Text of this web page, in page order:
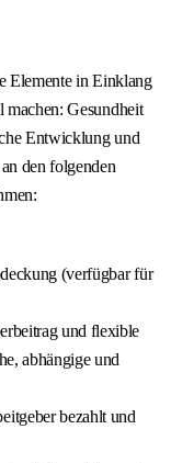
Elemente in Einklang
Gesundheit
Entwicklung und
den folgenden
(verfügbar für
und flexible
abhängige und
bezahlt und